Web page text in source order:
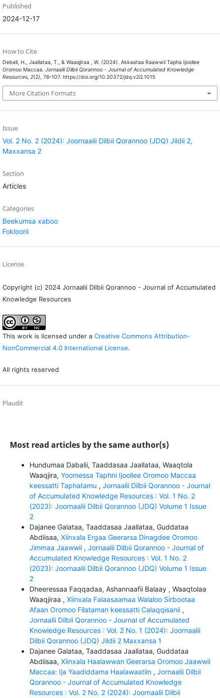
Published
2024-12-17
How to Cite
Debeli, H., Jaallataa, T., & Waaqjiraa , W. (2024). Akkaataa Raawwii Tapha Ijoollee
Oromoo Maccaa. Jornaalii Dilbii Qorannoo - Journal of Accumulated Knowledge
Resources, 2(2), 78–107. https://doi.org/10.20372/jdq.v2i2.1015
More Citation Formats
Issue
Vol. 2 No. 2 (2024): Joornaalii Dilbii Qorannoo (JDQ) Jildii 2,
Maxxansa 2
Section
Articles
Categories
Beekumsa xaboo
Fokloorii
License
Copyright (c) 2024 Jornaalii Dilbii Qorannoo - Journal of Accumulated
Knowledge Resources
This work is licensed under a Creative Commons Attribution-
NonCommercial 4.0 International License.
All rights reserved
Plaudit
Most read articles by the same author(s)
Hundumaa Dabalii, Taaddasaa Jaallataa, Waaqtola
Waaqjira, Yoomessa Taphni Ijoollee Oromoo Maccaa
keessatti Taphatamu , Jornaalii Dilbii Qorannoo - Journal
of Accumulated Knowledge Resources : Vol. 1 No. 2
(2023): Joornaalii Dilbii Qorannoo (JDQ) Volume 1 Issue
2
Dajanee Galataa, Taaddasaa Jaallataa, Guddataa
Abdiisaa, Xiinxala Ergaa Geerarsa Dinagdee Oromoo
Jimmaa Jaawwii , Jornaalii Dilbii Qorannoo - Journal of
Accumulated Knowledge Resources : Vol. 1 No. 2
(2023): Joornaalii Dilbii Qorannoo (JDQ) Volume 1 Issue
2
Dheeressaa Faqqadaa, Ashannaafii Balaay , Waaqtolaa
Waaqjiraa , Xiinxala Falaasaamaa Walaloo Sirbootaa
Afaan Oromoo Filataman keessatti Calaqqisanii ,
Jornaalii Dilbii Qorannoo - Journal of Accumulated
Knowledge Resources : Vol. 2 No. 1 (2024): Joornaalii
Dilbii Qorannoo (JDQ) Jildii 2 Maxxansa 1
Dajanee Galataa, Taaddasaa Jaallataa, Guddataa
Abdiisaa, Xiinxala Haalawwan Geerarsa Oromoo Jaawwii
Maccaa: Ija Yaadiddama Haalawaatiin , Jornaalii Dilbii
Qorannoo - Journal of Accumulated Knowledge
Resources : Vol. 2 No. 2 (2024): Joornaalii Dilbii